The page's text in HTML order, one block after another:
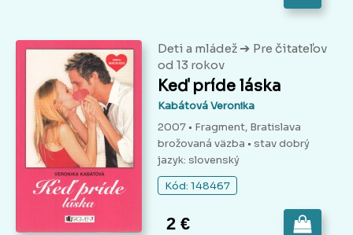
Deti a mládež ➔ Pre čitateľov
od 13 rokov
Keď príde láska
Kabátová Veronika
2007 • Fragment, Bratislava
brožovaná väzba • stav dobrý
jazyk: slovenský
Kód: 148467
2 €